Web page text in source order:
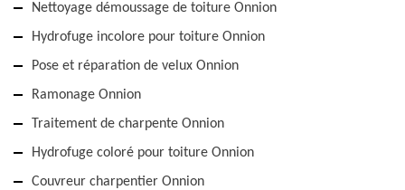
Nettoyage démoussage de toiture Onnion
Hydrofuge incolore pour toiture Onnion
Pose et réparation de velux Onnion
Ramonage Onnion
Traitement de charpente Onnion
Hydrofuge coloré pour toiture Onnion
Couvreur charpentier Onnion